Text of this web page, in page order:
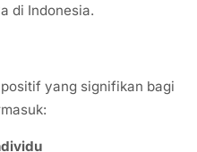
di Indonesia.
yang signifikan bagi